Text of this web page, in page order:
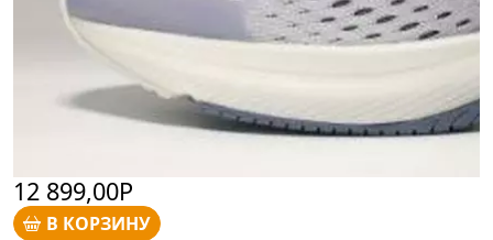
12 899,00Р
В КОРЗИНУ